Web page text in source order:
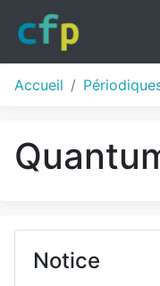
Accueil
Notice